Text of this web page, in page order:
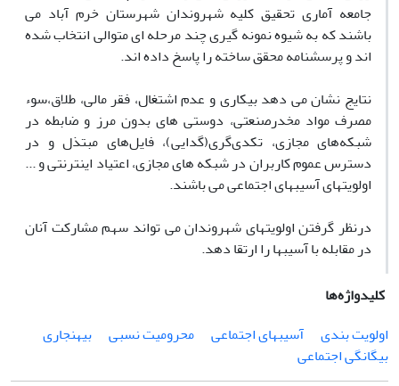
جامعه آماری تحقیق کلیه شهروندان شهرستان خرم آباد می
باشند که به شیوه نمونه گیری چند مرحله ای متوالی انتخاب شده
اند و پرسشنامه محقق ساخته را پاسخ داده اند.
نتایج نشان می دهد بیکاری و عدم اشتغال، فقر مالی، طلاق،سوء
مصرف مواد مخدرصنعتی، دوستی های بدون مرز و ضابطه در
شبکه‌های مجازی، تکدی‌گری(گدایی)، فایل‌های مبتذل و در
دسترس عموم کاربران در شبکه های مجازی، اعتیاد اینترنتی و ...
اولویتهای آسیبهای اجتماعی می باشند.
درنظر گرفتن اولویتهای شهروندان می تواند سهم مشارکت آنان
در مقابله با آسیبها را ارتقا دهد.
کلیدواژه‌ها
اولویت بندی
آسیبهای اجتماعی محرومیت نسبی
بیهنجاری
بیگانگی اجتماعی